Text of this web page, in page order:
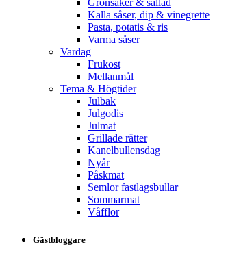
Grönsaker & sallad
Kalla såser, dip & vinegrette
Pasta, potatis & ris
Varma såser
Vardag
Frukost
Mellanmål
Tema & Högtider
Julbak
Julgodis
Julmat
Grillade rätter
Kanelbullensdag
Nyår
Påskmat
Semlor fastlagsbullar
Sommarmat
Våfflor
Gästbloggare